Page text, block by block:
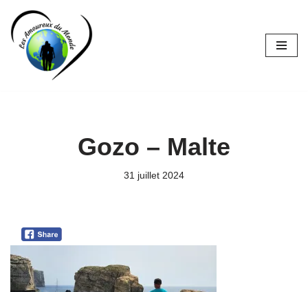
Aller
contenu
Gozo – Malte
31 juillet 2024